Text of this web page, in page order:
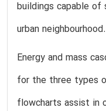
buildings capable of
urban neighbourhood.
Energy and mass
for the three types
flowcharts assist in